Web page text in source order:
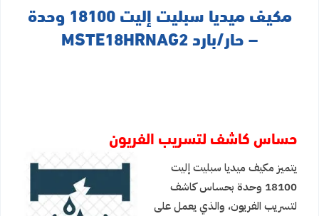
مكيف ميديا سبليت إليت 18100 وحدة
– حار/بارد MSTE18HRNAG2
حساس كاشف لتسريب الفريون
يتميز مكيف ميديا سبليت إليت
18100 وحدة بحساس كاشف
لتسريب الفريون، والذي يعمل على